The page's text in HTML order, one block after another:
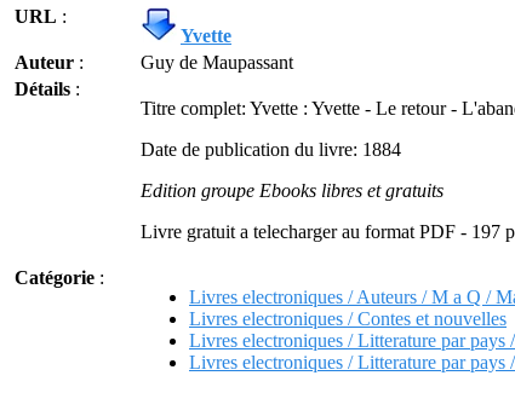
URL :
Yvette
Auteur :
Guy de Maupassant
Détails :
Titre complet: Yvette : Yvette - Le retour -
Date de publication du livre: 1884
Edition groupe Ebooks libres et gratuits
Livre gratuit a telecharger au format PDF - 197
Catégorie :
Livres electroniques / Auteurs / M a Q /
Livres electroniques / Contes et nouvelles
Livres electroniques / Litterature par pays
Livres electroniques / Litterature par pays